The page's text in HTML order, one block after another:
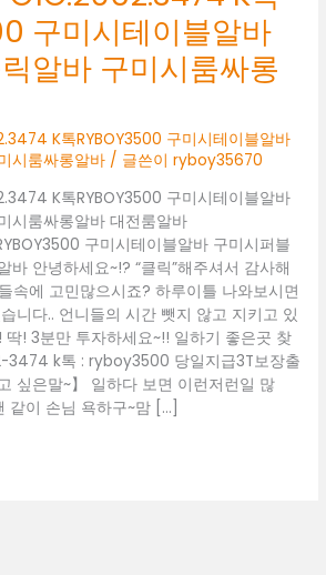
구미시테이블알바
알바 구미시룸싸롱
K톡RYBOY3500 구미시테이블알바
시룸싸롱알바 / 글쓴이ryboy35670
K톡RYBOY3500 구미시테이블알바
시룸싸롱알바 대전룸알바
구미시테이블알바 구미시퍼블
바 안녕하세요~!? “클릭”해주셔서 감사해
속에 고민많으시죠? 하루이틀 나와보시면
니다.. 언니들의 시간 뺏지 않고 지키고 있
딱! 3분만 투자하세요~!! 일하기 좋은곳 찾
3474 k톡 : ryboy3500 당일지급3T보장출
싶은말~】 일하다 보면 이런저런일 많
같이 손님 욕하구~맘 […]